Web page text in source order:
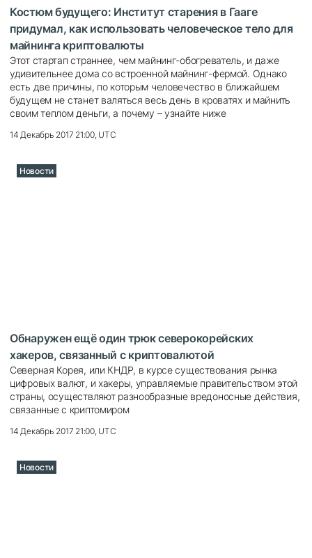
Костюм будущего: Институт старения в Гааге
придумал, как использовать человеческое тело для
майнинга криптовалюты
Этот стартап страннее, чем майнинг-обогреватель, и даже
удивительнее дома со встроенной майнинг-фермой. Однако
есть две причины, по которым человечество в ближайшем
будущем не станет валяться весь день в кроватях и майнить
своим теплом деньги, а почему – узнайте ниже
14 Декабрь 2017 21:00, UTC
Новости
Обнаружен ещё один трюк северокорейских
хакеров, связанный с криптовалютой
Северная Корея, или КНДР, в курсе существования рынка
цифровых валют, и хакеры, управляемые правительством этой
страны, осуществляют разнообразные вредоносные действия,
связанные с криптомиром
14 Декабрь 2017 21:00, UTC
Новости